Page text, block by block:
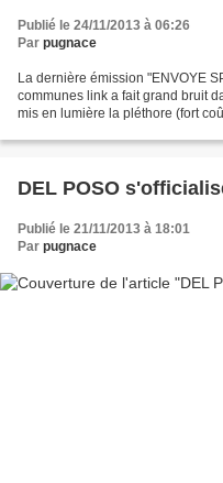
Publié le 24/11/2013 à 06:26
Par pugnace
La dernière émission "ENVOYE
communes link a fait grand bruit
mis en lumière la pléthore (fort
DEL POSO
Publié le 21/11/2013 à 18:01
Par pugnace